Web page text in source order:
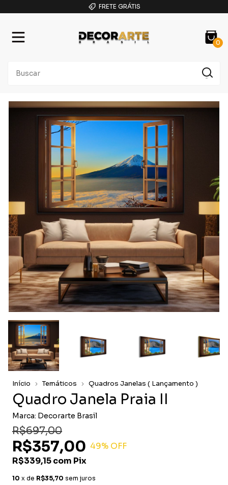
FRETE GRÁTIS
0
Início Temáticos Quadros Janelas ( Lançamento )
Quadro Janela Praia II
Marca: Decorarte Brasil
R$697,00
R$357,00 49% OFF
R$339,15com Pix
10 x de R$35,70 sem juros